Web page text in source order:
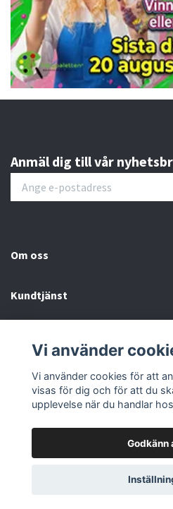
Anmäl dig till vår
Om oss
Kundtjänst
Sociala medier
© 2026
Vi använder
Vi använder cookies för att
visas för dig och för att du
upplevelse när du handlar
Godkänn